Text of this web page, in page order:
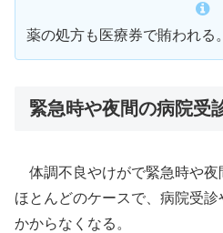
薬の処方も医療券で賄われる。
緊急時や夜間の病院受
体調不良やけがで緊急時や夜
ほとんどのケースで、病院受
かからなくなる。